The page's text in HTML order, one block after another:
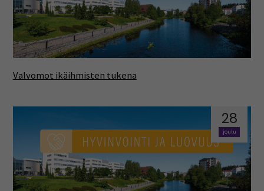
Valvomot ikäihmisten tukena
28
joulu